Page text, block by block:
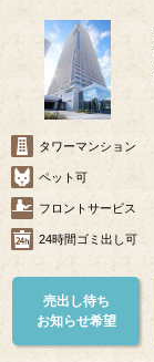
タワーマンション
ペット可
フロントサービス
24時間ゴミ出し可
売出し待ち
お知らせ希望